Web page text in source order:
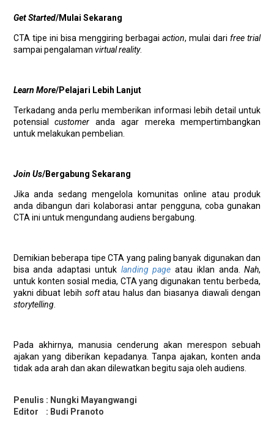
Get Started/Mulai Sekarang
CTA tipe ini bisa menggiring berbagaiaction, mulai darifree trial
sampai pengalaman virtual reality.
Learn More/Pelajari Lebih Lanjut
Terkadang anda perlu memberikan informasi lebih detail untuk
potensialcustomer anda agar mereka mempertimbangkan
untuk melakukan pembelian.
Join Us/Bergabung Sekarang
Jika anda sedang mengelola komunitas online atau produk
anda dibangun dari kolaborasi antar pengguna, coba gunakan
CTA ini untuk mengundang audiens bergabung.
Demikian beberapa tipe CTA yang paling banyak digunakan dan
bisa anda adaptasi untuk landing page atau iklan anda.Nah,
untuk konten sosial media, CTA yang digunakan tentu berbeda,
yakni dibuat lebih softatau halus dan biasanya diawali dengan
storytelling.
Pada akhirnya, manusia cenderung akan merespon sebuah
ajakan yang diberikan kepadanya. Tanpa ajakan, konten anda
tidak ada arah dan akan dilewatkan begitu saja oleh audiens.
Penulis : Nungki Mayangwangi
Editor : Budi Pranoto